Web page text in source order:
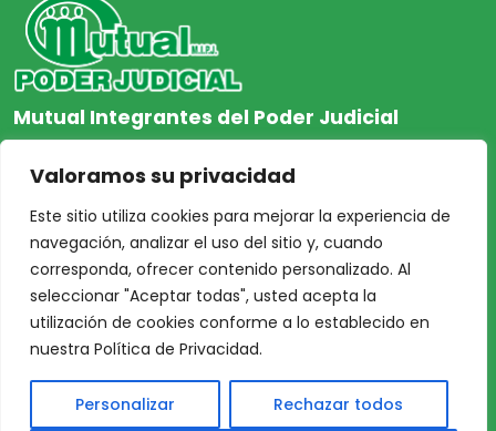
Valoramos su privacidad
Este sitio utiliza cookies para mejorar la experiencia de
navegación, analizar el uso del sitio y, cuando
corresponda, ofrecer contenido personalizado. Al
seleccionar "Aceptar todas", usted acepta la
utilización de cookies conforme a lo establecido en
nuestra Política de Privacidad.
Personalizar Rechazar todos
Mutual Integrantes del Poder Judicial
afiliacion@mjpj.org.ar
+54 9 342 467-4510
NOSOTROS
Inicio
Acceso Asociados
Nosotros
CENTRO DE AYUDA
Protección de Datos
Personales